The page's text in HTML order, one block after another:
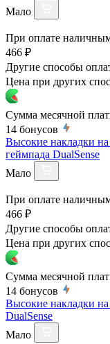
Мало
При оплате
466 ₽
Другие способы
Цена при других
Сумма месячной
14 бонусов
Высокие накладки на
геймпада DualSense
Мало
При оплате
466 ₽
Другие способы
Цена при других
Сумма месячной
14 бонусов
Высокие накладки на
DualSense
Мало